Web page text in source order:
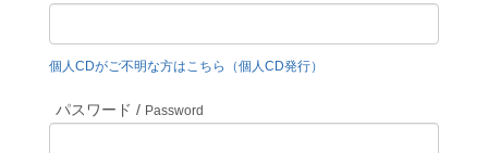
個人CDがご不明な方はこちら（個人CD発行）
パスワード / Password